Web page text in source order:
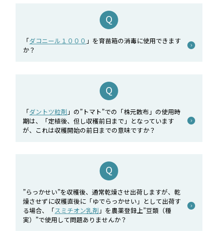
「ダコニール１０００ 」を育苗箱の消毒に使用できます
か？
「ダントツ粒剤 」の”トマト”での「株元散布」の使用時
期は、「定植後、但し収穫前日まで」となっています
が、これは収穫開始の前日までの意味ですか？
”らっかせい”を収穫後、通常乾燥させ出荷しますが、乾
燥させずに収穫直後に「ゆでらっかせい」として出荷す
る場合、「スミチオン乳剤 」を農薬登録上”豆類（種
実）”で使用して問題ありませんか？